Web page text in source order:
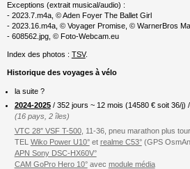
Exceptions (extrait musical/audio) :
- 2023.7.m4a, © Aden Foyer The Ballet Girl
- 2023.16.m4a, © Voyager Promise, © WarnerBros
- 608562.jpg, © Foto-Webcam.eu
Index des photos : TSV.
Historique des voyages à vélo
la suite ?
2024-2025/ 352 jours ~ 12 mois (14580€ soit 36/j)
(16 pays, 2 îles)
VTC 28″ VSF T-500, 11-36, pneu marathon plus
TEL Wiko Power U10°et realme C53°(GPS
APN Sony DSC-HX60V°
CAM GoPro Hero 10°avec module média